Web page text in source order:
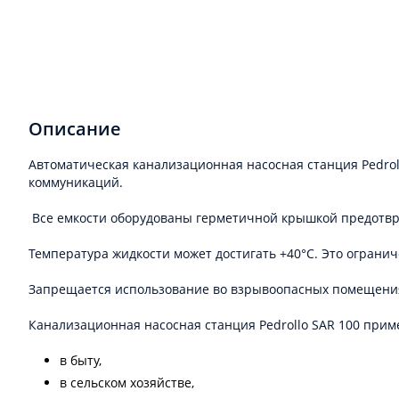
Описание
Автоматическая канализационная насосная станция
коммуникаций.
Все емкости оборудованы герметичной крышкой
Температура жидкости может достигать +40°C. Это
Запрещается использование во взрывоопасных
Канализационная насосная станция Pedrollo SAR 100
в быту,
в сельском хозяйстве,